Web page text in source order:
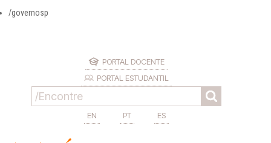
/governosp
PORTAL DOCENTE
PORTAL ESTUDANTIL
EN PT ES